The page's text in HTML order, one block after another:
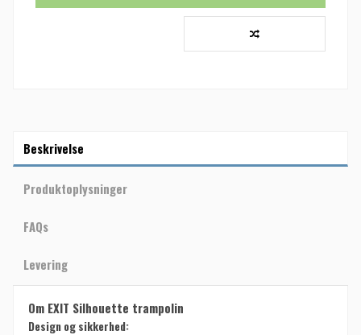
Beskrivelse
Produktoplysninger
FAQs
Levering
Om EXIT Silhouette trampolin
Design og sikkerhed: